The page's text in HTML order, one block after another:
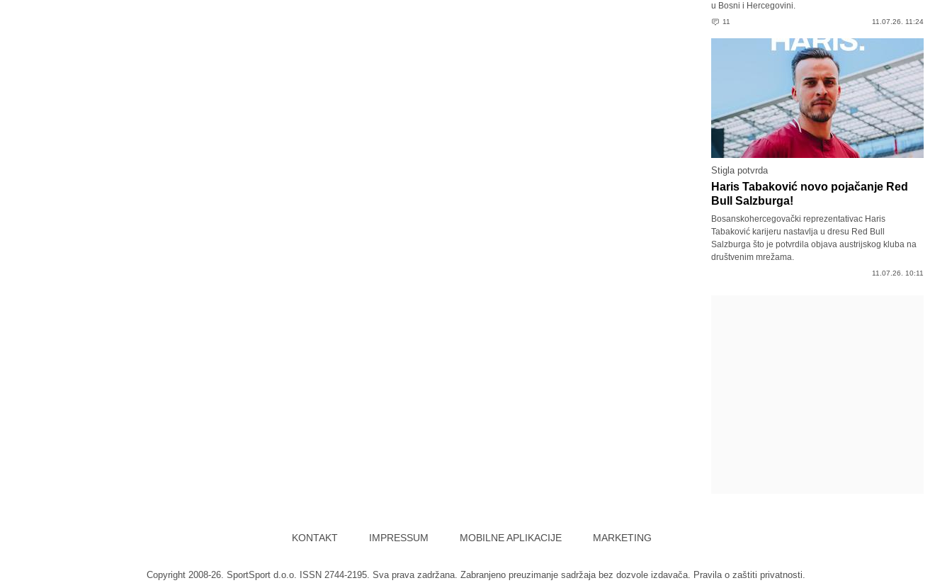
u Bosni i Hercegovini.
11 11.07.26. 11:24
Stigla potvrda
Haris Tabaković novo pojačanje Red
Bull Salzburga!
Bosanskohercegovački reprezentativac Haris
Tabaković karijeru nastavlja u dresu Red Bull
Salzburga što je potvrdila objava austrijskog kluba na
društvenim mrežama.
11.07.26. 10:11
KONTAKT IMPRESSUM MOBILNE APLIKACIJE MARKETING
Copyright 2008-26. SportSport d.o.o. ISSN 2744-2195. Sva prava zadržana. Zabranjeno preuzimanje sadržaja bez dozvole izdavača. Pravila o zaštiti privatnosti.